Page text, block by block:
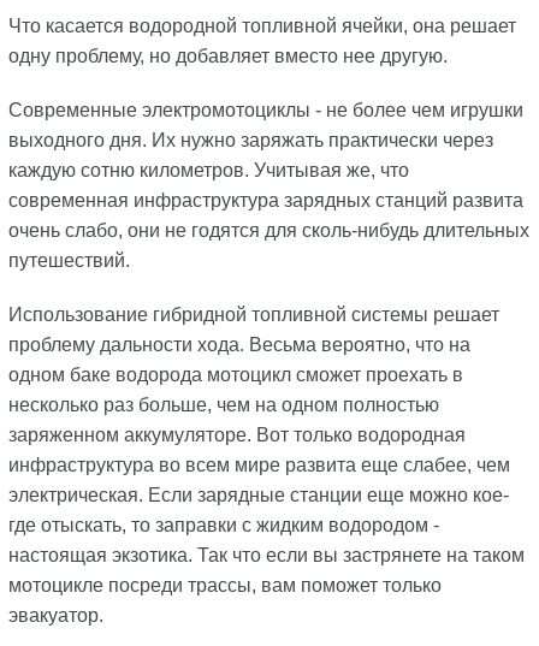
Что касается водородной топливной ячейки, она решает
одну проблему, но добавляет вместо нее другую.
Современные электромотоциклы - не более чем игрушки
выходного дня. Их нужно заряжать практически через
каждую сотню километров. Учитывая же, что
современная инфраструктура зарядных станций развита
очень слабо, они не годятся для сколь-нибудь длительных
путешествий.
Использование гибридной топливной системы решает
проблему дальности хода. Весьма вероятно, что на
одном баке водорода мотоцикл сможет проехать в
несколько раз больше, чем на одном полностью
заряженном аккумуляторе. Вот только водородная
инфраструктура во всем мире развита еще слабее, чем
электрическая. Если зарядные станции еще можно кое-
где отыскать, то заправки с жидким водородом -
настоящая экзотика. Так что если вы застрянете на таком
мотоцикле посреди трассы, вам поможет только
эвакуатор.